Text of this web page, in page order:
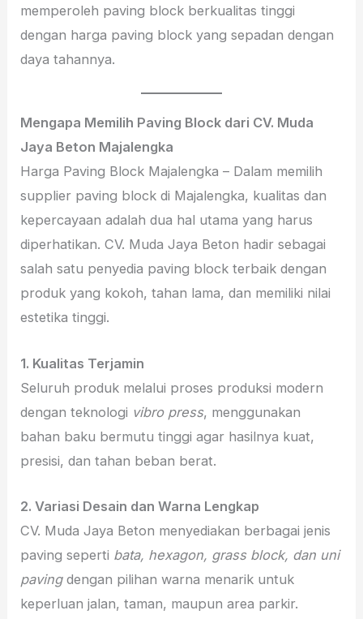
memperoleh paving block berkualitas tinggi
dengan harga paving block yang sepadan dengan
daya tahannya.
Mengapa Memilih Paving Block dari CV. Muda
Jaya Beton Majalengka
Harga Paving Block Majalengka – Dalam memilih
supplier paving block di Majalengka, kualitas dan
kepercayaan adalah dua hal utama yang harus
diperhatikan. CV. Muda Jaya Beton hadir sebagai
salah satu penyedia paving block terbaik dengan
produk yang kokoh, tahan lama, dan memiliki nilai
estetika tinggi.
1. Kualitas Terjamin
Seluruh produk melalui proses produksi modern
dengan teknologi vibro press, menggunakan
bahan baku bermutu tinggi agar hasilnya kuat,
presisi, dan tahan beban berat.
2. Variasi Desain dan Warna Lengkap
CV. Muda Jaya Beton menyediakan berbagai jenis
paving seperti bata, hexagon, grass block, dan uni
pavingdengan pilihan warna menarik untuk
keperluan jalan, taman, maupun area parkir.